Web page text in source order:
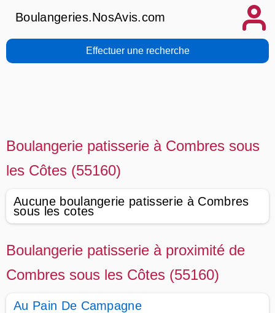
Boulangeries.NosAvis.com
Effectuer une recherche
Boulangerie patisserie à Combres sous
les Côtes (55160)
Aucune boulangerie patisserie à Combres
sous les cotes
Boulangerie patisserie à proximité de
Combres sous les Côtes (55160)
Au Pain De Campagne